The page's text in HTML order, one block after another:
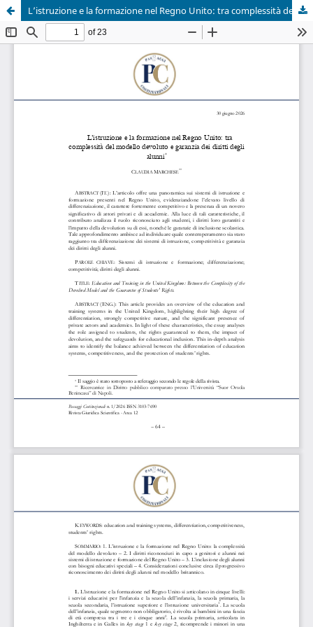
L’istruzione e la formazione nel Regno Unito: tra complessità del modello devoluto e garanzia dei diritti degli alunni